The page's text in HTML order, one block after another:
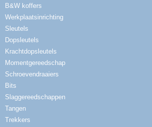
B&W koffers
Werkplaatsinrichting
Sleutels
Dopsleutels
Krachtdopsleutels
Momentgereedschap
Schroevendraaiers
Bits
Slaggereedschappen
Tangen
Trekkers